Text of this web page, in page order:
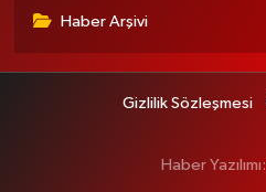
Haber Arşivi
Gizlilik Sözleşmesi
Haber Yazılımı: